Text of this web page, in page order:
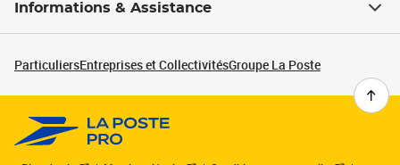
Informations & Assistance
ParticuliersEntreprises et CollectivitésGroupe La Poste